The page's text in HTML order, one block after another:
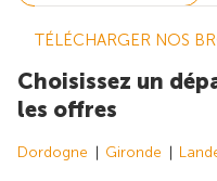
TÉLÉCHARGER NOS
Choisissez un
les offres
Dordogne Gironde